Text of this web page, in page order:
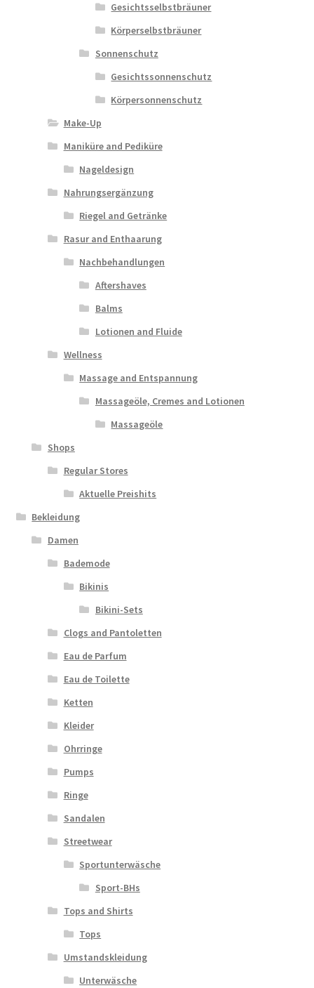
Gesichtsselbstbräuner
Körperselbstbräuner
Sonnenschutz
Gesichtssonnenschutz
Körpersonnenschutz
Make-Up
Maniküre and Pediküre
Nageldesign
Nahrungsergänzung
Riegel and Getränke
Rasur and Enthaarung
Nachbehandlungen
Aftershaves
Balms
Lotionen and Fluide
Wellness
Massage and Entspannung
Massageöle, Cremes and Lotionen
Massageöle
Shops
Regular Stores
Aktuelle Preishits
Bekleidung
Damen
Bademode
Bikinis
Bikini-Sets
Clogs and Pantoletten
Eau de Parfum
Eau de Toilette
Ketten
Kleider
Ohrringe
Pumps
Ringe
Sandalen
Streetwear
Sportunterwäsche
Sport-BHs
Tops and Shirts
Tops
Umstandskleidung
Unterwäsche